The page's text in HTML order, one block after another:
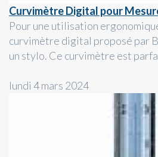
Curvimètre Digital pour
Pour une utilisation
curvimètre digital proposé par
un stylo. Ce curvimètre est
lundi 4 mars 2024